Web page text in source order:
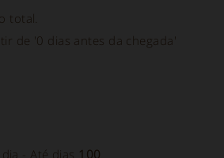
total.
de '0 dias antes da chegada'
- Até dias 100